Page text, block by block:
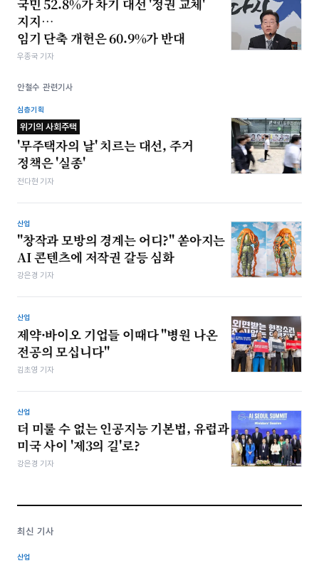
국민 52.8%가 차기 대선 '정권 교체'
지지…
임기 단축 개헌은 60.9%가 반대
우종국 기자
안철수 관련기사
심층기획
위기의 사회주택
'무주택자의 날' 치르는 대선, 주거
정책은 '실종'
전다현 기자
산업
"창작과 모방의 경계는 어디?" 쏟아지는
AI 콘텐츠에 저작권 갈등 심화
강은경 기자
산업
제약·바이오 기업들 이때다 "병원 나온
전공의 모십니다"
김초영 기자
산업
더 미룰 수 없는 인공지능 기본법, 유럽과
미국 사이 '제3의 길'로?
강은경 기자
최신 기사
산업